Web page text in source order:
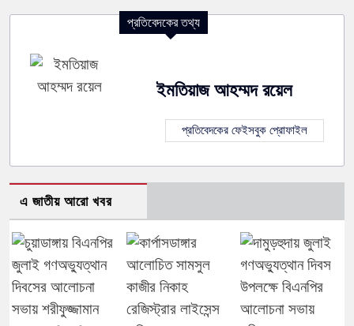
প্রতিবেদকের তথ্য
ইমতিয়াজ আহম্মদ রয়েল
প্রতিবেদকের ফেইসবুক প্রোফাইল
এ জাতীয় আরো খবর